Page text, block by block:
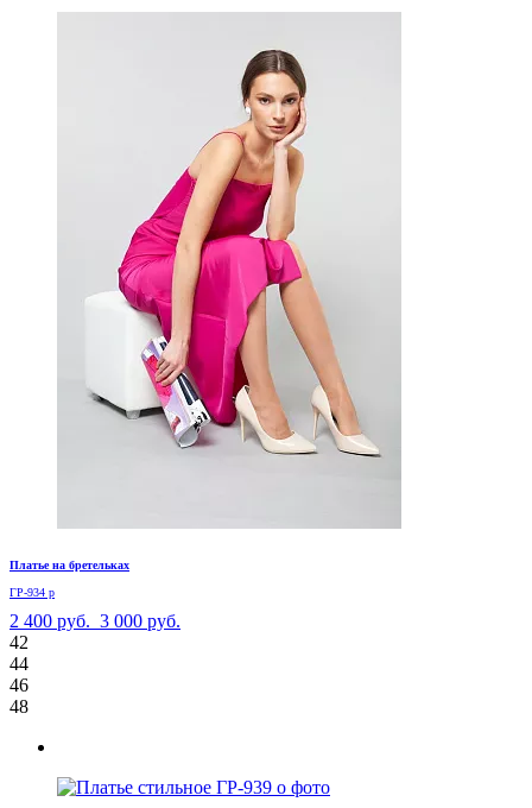
Платье на бретельках
ГР-934 р
2 400 руб. 3 000 руб.
42
44
46
48